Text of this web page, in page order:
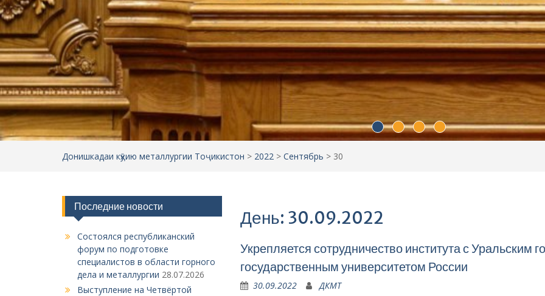
Донишкадаи кӯҳию металлургии Тоҷикистон > 2022 > Сентябрь > 30
День: 30.09.2022
Укрепляется сотрудничество института с Уральским
государственным университетом России
30.09.2022 ДКМТ
Последние новости
Состоялся республиканский
форум по подготовке
специалистов в области горного
дела и металлургии 28.07.2026
Выступление на Четвёртой